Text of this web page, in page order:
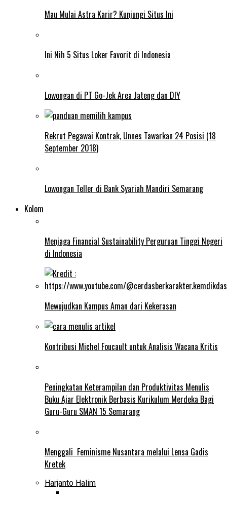
Mau Mulai Astra Karir? Kunjungi Situs Ini
Ini Nih 5 Situs Loker Favorit di Indonesia
Lowongan di PT Go-Jek Area Jateng dan DIY
Rekrut Pegawai Kontrak, Unnes Tawarkan 24 Posisi (18
September 2018)
Lowongan Teller di Bank Syariah Mandiri Semarang
Kolom
Menjaga Financial Sustainability Perguruan Tinggi Negeri
di Indonesia
Mewujudkan Kampus Aman dari Kekerasan
Kontribusi Michel Foucault untuk Analisis Wacana Kritis
Peningkatan Keterampilan dan Produktivitas Menulis
Buku Ajar Elektronik Berbasis Kurikulum Merdeka Bagi
Guru-Guru SMAN 15 Semarang
Menggali Feminisme Nusantara melalui Lensa Gadis
Kretek
Harjanto Halim